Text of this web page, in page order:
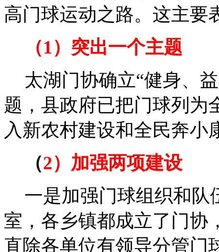
高门球运动之路。这主要
（1）突出一个主题
太湖门协确立“健身、
题，县政府已把门球列为
入新农村建设和全民奔小
（2）加强两项建设
一是加强门球组织和队
室，各乡镇都成立了门协
直除各单位有领导分管门